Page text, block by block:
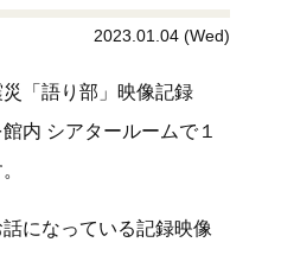
2023.01.04 (Wed)
「語り部」映像記録
内 シアタールームで１
になっている記録映像